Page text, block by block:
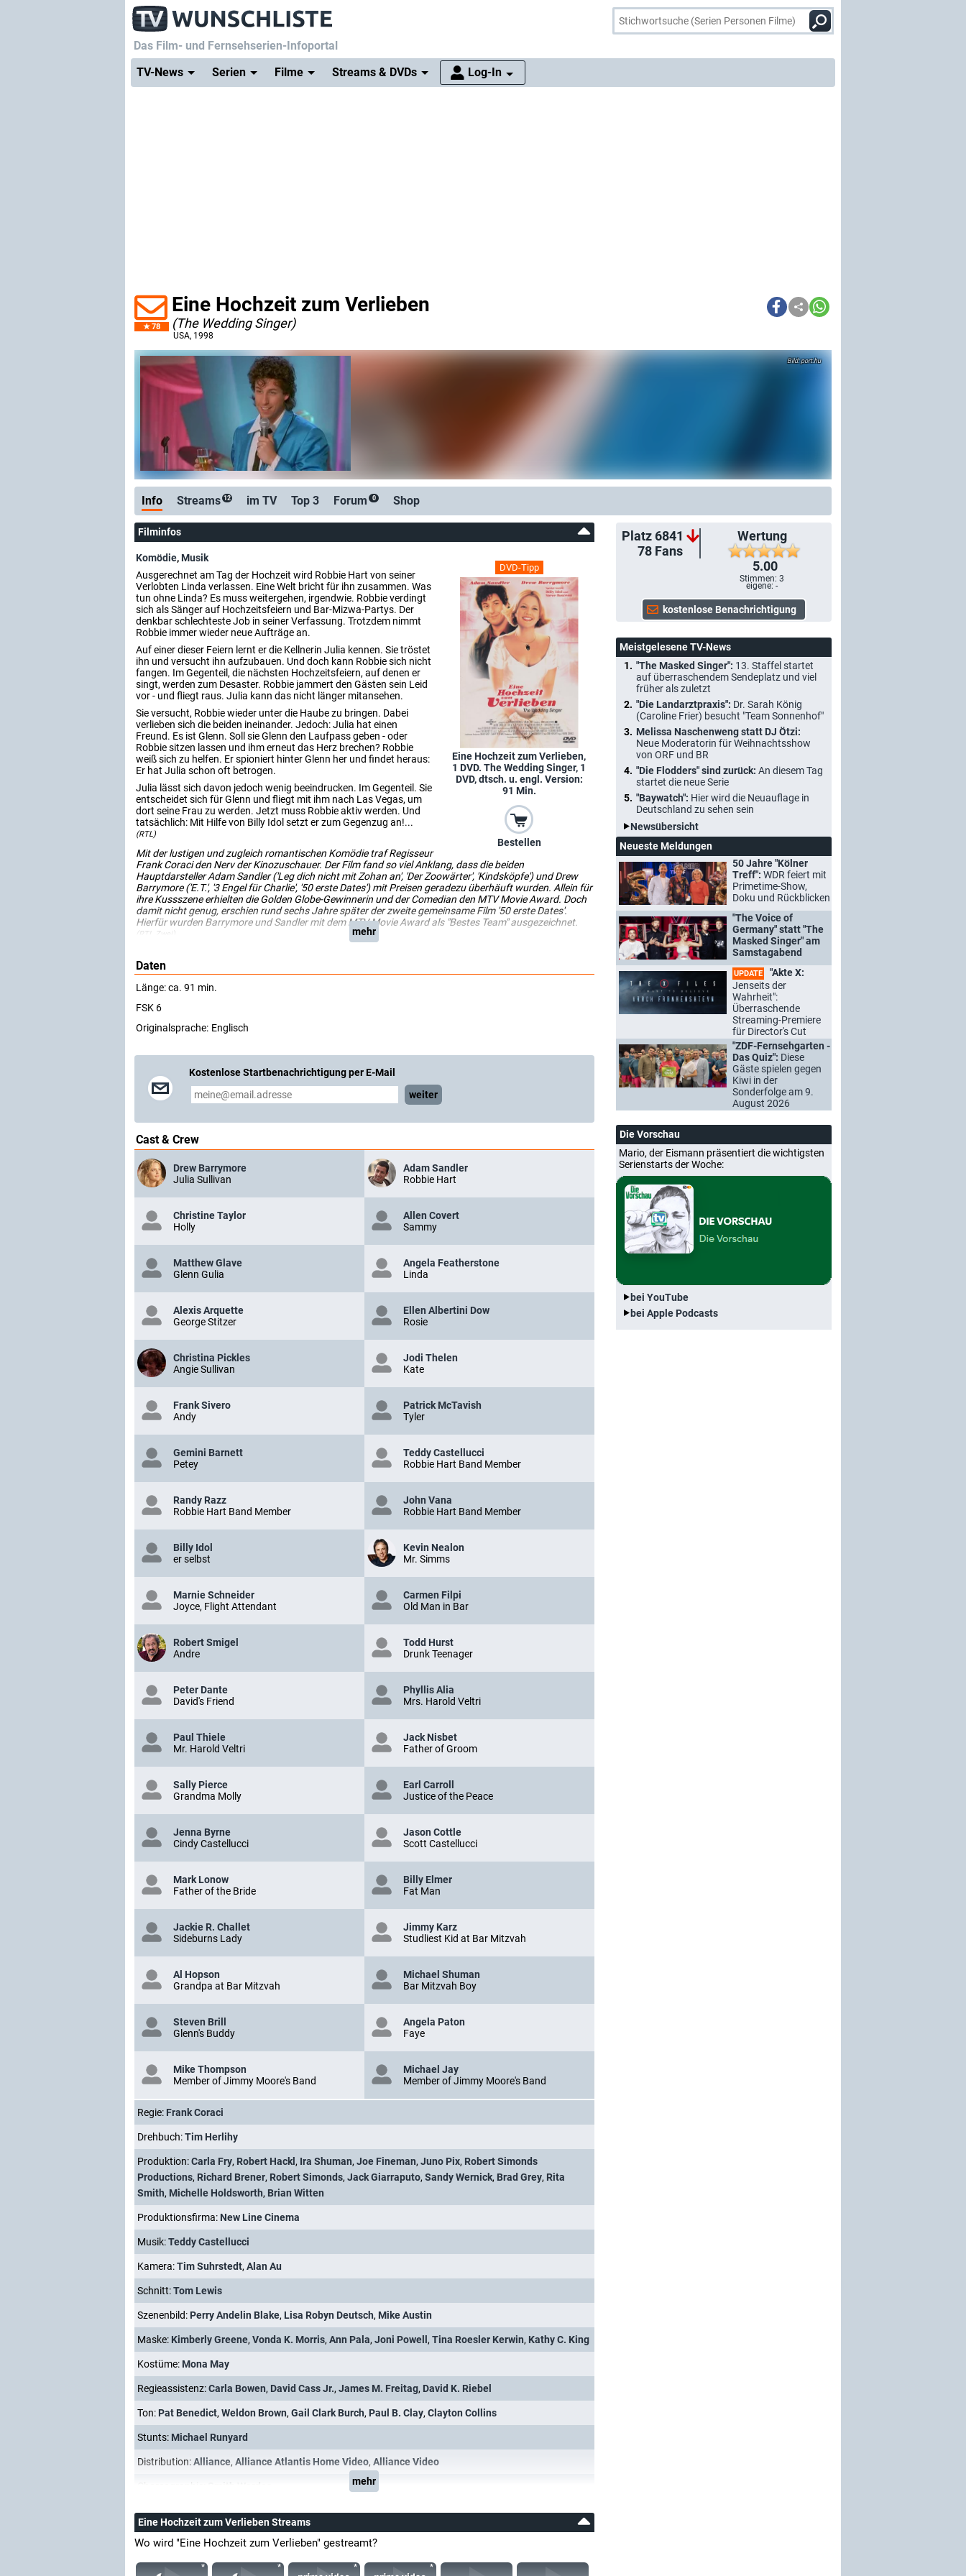
Das Film- und Fernsehserien-Infoportal
TV-News
Serien Filme Streams & DVDs Log-In
78
Eine Hochzeit zum Verlieben
(The Wedding Singer)
USA, 1998
port.hu
Info Streams 12 im TV Top 3 Forum 0 Shop
Platz 6841
78 Fans
Wertung
5.00
Stimmen:3
eigene: -
Filminfos
DVD-Tipp
Eine Hochzeit zum Verlieben,
1 DVD. The Wedding Singer, 1
DVD, dtsch. u. engl. Version:
91 Min.
Bestellen
Komödie,Musik
Ausgerechnet am Tag der Hochzeit wird Robbie Hart von seiner
Verlobten Linda verlassen. Eine Welt bricht für ihn zusammen. Was
tun ohne Linda? Es muss weitergehen, irgendwie. Robbie verdingt
sich als Sänger auf Hochzeitsfeiern und Bar-Mizwa-Partys. Der
denkbar schlechteste Job in seiner Verfassung. Trotzdem nimmt
Robbie immer wieder neue Aufträge an.
Auf einer dieser Feiern lernt er die Kellnerin Julia kennen. Sie tröstet
ihn und versucht ihn aufzubauen. Und doch kann Robbie sich nicht
fangen. Im Gegenteil, die nächsten Hochzeitsfeiern, auf denen er
singt, werden zum Desaster. Robbie jammert den Gästen sein Leid
vor - und fliegt raus. Julia kann das nicht länger mitansehen.
Sie versucht, Robbie wieder unter die Haube zu bringen. Dabei
verlieben sich die beiden ineinander. Jedoch: Julia hat einen
Freund. Es ist Glenn. Soll sie Glenn den Laufpass geben - oder
Robbie sitzen lassen und ihm erneut das Herz brechen? Robbie
weiß sich zu helfen. Er spioniert hinter Glenn her und findet heraus:
Er hat Julia schon oft betrogen.
Julia lässt sich davon jedoch wenig beeindrucken. Im Gegenteil. Sie
entscheidet sich für Glenn und fliegt mit ihm nach Las Vegas, um
dort seine Frau zu werden. Jetzt muss Robbie aktiv werden. Und
tatsächlich: Mit Hilfe von Billy Idol setzt er zum Gegenzug an!...
(RTL)
Mit der lustigen und zugleich romantischen Komödie traf Regisseur
Frank Coraci den Nerv der Kinozuschauer. Der Film fand so viel Anklang, dass die beiden
Hauptdarsteller Adam Sandler ('Leg dich nicht mit Zohan an', 'Der Zoowärter', 'Kindsköpfe') und Drew
Barrymore ('E.T.', '3 Engel für Charlie', '50 erste Dates') mit Preisen geradezu überhäuft wurden. Allein für
ihre Kussszene erhielten die Golden Globe-Gewinnerin und der Comedian den MTV Movie Award. Doch
damit nicht genug, erschien rund sechs Jahre später der zweite gemeinsame Film '50 erste Dates'.
Hierfür wurden Barrymore und Sandler mit dem MTV Movie Award als "Bestes Team" ausgezeichnet.
(RTL Zwei) mehr
Daten
Länge: ca. 91 min.
FSK 6
Originalsprache: Englisch
Kostenlose Startbenachrichtigung per E-Mail
weiter
Cast & Crew
Drew Barrymore
Julia Sullivan
Adam Sandler
Robbie Hart
Christine Taylor
Holly
Allen Covert
Sammy
Matthew Glave
Glenn Gulia
Angela Featherstone
Linda
Alexis Arquette
George Stitzer
Ellen Albertini Dow
Rosie
Christina Pickles
Angie Sullivan
Jodi Thelen
Kate
Frank Sivero
Andy
Patrick McTavish
Tyler
Gemini Barnett
Petey
Teddy Castellucci
Robbie Hart Band Member
Randy Razz
Robbie Hart Band Member
John Vana
Robbie Hart Band Member
Billy Idol
er selbst
Kevin Nealon
Mr. Simms
Marnie Schneider
Joyce, Flight Attendant
Carmen Filpi
Old Man in Bar
Robert Smigel
Andre
Todd Hurst
Drunk Teenager
Peter Dante
David's Friend
Phyllis Alia
Mrs. Harold Veltri
Paul Thiele
Mr. Harold Veltri
Jack Nisbet
Father of Groom
Sally Pierce
Grandma Molly
Earl Carroll
Justice of the Peace
Jenna Byrne
Cindy Castellucci
Jason Cottle
Scott Castellucci
Mark Lonow
Father of the Bride
Billy Elmer
Fat Man
Jackie R. Challet
Sideburns Lady
Jimmy Karz
Studliest Kid at Bar Mitzvah
Al Hopson
Grandpa at Bar Mitzvah
Michael Shuman
Bar Mitzvah Boy
Steven Brill
Glenn's Buddy
Angela Paton
Faye
Mike Thompson
Member of Jimmy Moore's Band
Michael Jay
Member of Jimmy Moore's Band
Regie: Frank Coraci
Drehbuch:Tim Herlihy
Produktion:Carla Fry, Robert Hackl , Ira Shuman, Joe Fineman, Juno Pix, Robert Simonds
Productions, Richard Brener, Robert Simonds, Jack Giarraputo, Sandy Wernick, Brad Grey, Rita
Smith, Michelle Holdsworth, Brian Witten
Produktionsfirma: New Line Cinema
Musik:Teddy Castellucci
Kamera:Tim Suhrstedt, Alan Au
Schnitt:Tom Lewis
Szenenbild: Perry Andelin Blake, Lisa Robyn Deutsch, Mike Austin
Maske: Kimberly Greene, Vonda K. Morris, Ann Pala, Joni Powell , Tina Roesler Kerwin, Kathy C. King
Kostüme: Mona May
Regieassistenz:Carla Bowen, David Cass Jr., James M. Freitag, David K. Riebel
Ton: Pat Benedict, Weldon Brown, Gail Clark Burch, Paul B. Clay, Clayton Collins
Stunts: Michael Runyard
Distribution:Alliance, Alliance Atlantis Home Video, Alliance Video
mehr
Eine Hochzeit zum Verlieben Streams
Wo wird "Eine Hochzeit zum Verlieben" gestreamt?
Meistgelesene TV-News
"The Masked Singer": 13. Staffel startet
auf überraschendem Sendeplatz und viel
früher als zuletzt
"Die Landarztpraxis": Dr. Sarah König
(Caroline Frier) besucht "Team Sonnenhof"
Melissa Naschenweng statt DJ Ötzi:
Neue Moderatorin für Weihnachtsshow
von ORF und BR
"Die Flodders" sind zurück: An diesem Tag
startet die neue Serie
"Baywatch": Hier wird die Neuauflage in
Deutschland zu sehen sein
Newsübersicht
Neueste Meldungen
50 Jahre "Kölner
Treff": WDR feiert mit
Primetime-Show,
Doku und Rückblicken
"The Voice of
Germany" statt "The
Masked Singer" am
Samstagabend
UPDATE
"Akte X:
Jenseits der
Wahrheit":
Überraschende
Streaming-Premiere
für Director's Cut
"ZDF-Fernsehgarten -
Das Quiz": Diese
Gäste spielen gegen
Kiwi in der
Sonderfolge am 9.
August 2026
Die Vorschau
Mario, der Eismann präsentiert die wichtigsten
Serienstarts der Woche:
bei YouTube
bei Apple Podcasts